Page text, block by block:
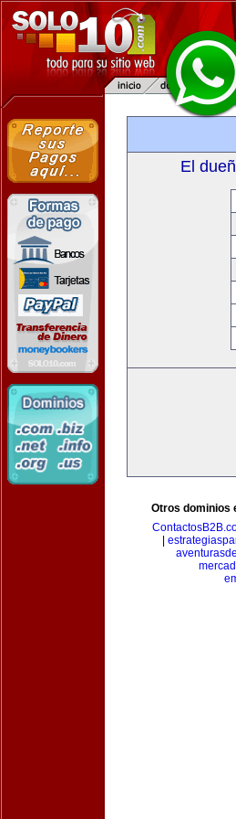
El
Otros dominios